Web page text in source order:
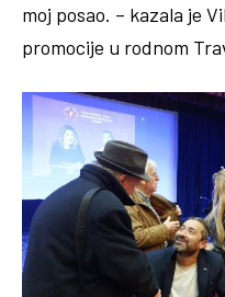
moj posao. – kazala je
promocije u rodnom